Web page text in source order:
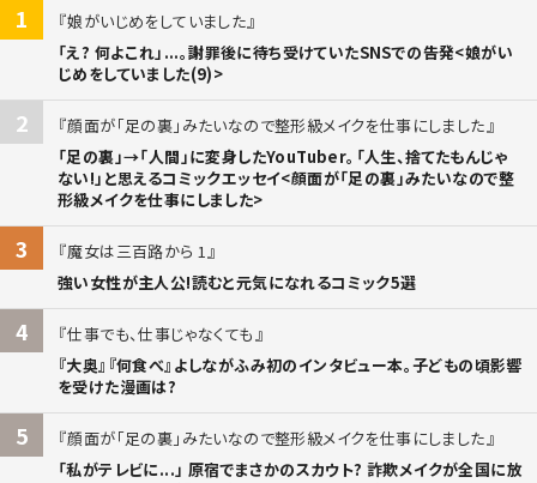
1
娘がいじめをしていました
「え? 何よこれ」...。謝罪後に待ち受けていたSNSでの告発<娘がい
じめをしていました(9)>
2
顔面が「足の裏」みたいなので整形級メイクを仕事にしました
「足の裏」→「人間」に変身したYouTuber。「人生、捨てたもんじゃ
ない!」と思えるコミックエッセイ<顔面が「足の裏」みたいなので整
形級メイクを仕事にしました>
3
魔女は三百路から 1
強い女性が主人公!読むと元気になれるコミック5選
4
仕事でも、仕事じゃなくても
『大奥』『何食べ』よしながふみ初のインタビュー本。子どもの頃影響
を受けた漫画は?
5
顔面が「足の裏」みたいなので整形級メイクを仕事にしました
「私がテレビに...」 原宿でまさかのスカウト? 詐欺メイクが全国に放